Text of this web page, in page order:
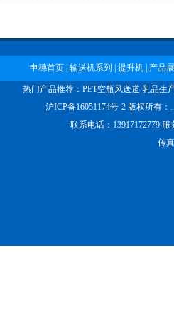
申穗首页| 输送机系列 提升机| 产品
热门产品推荐： PET空瓶风送道 乳品生
沪ICP备16051174号-2 版权所有：
联系电话：13917172779
传